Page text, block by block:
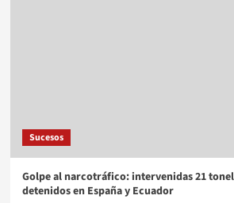
Sucesos
Golpe al narcotráfico: intervenidas 21
detenidos en España y Ecuador